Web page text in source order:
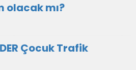
olacak mı?
Çocuk Trafik